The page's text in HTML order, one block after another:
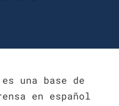
es una base de
en español